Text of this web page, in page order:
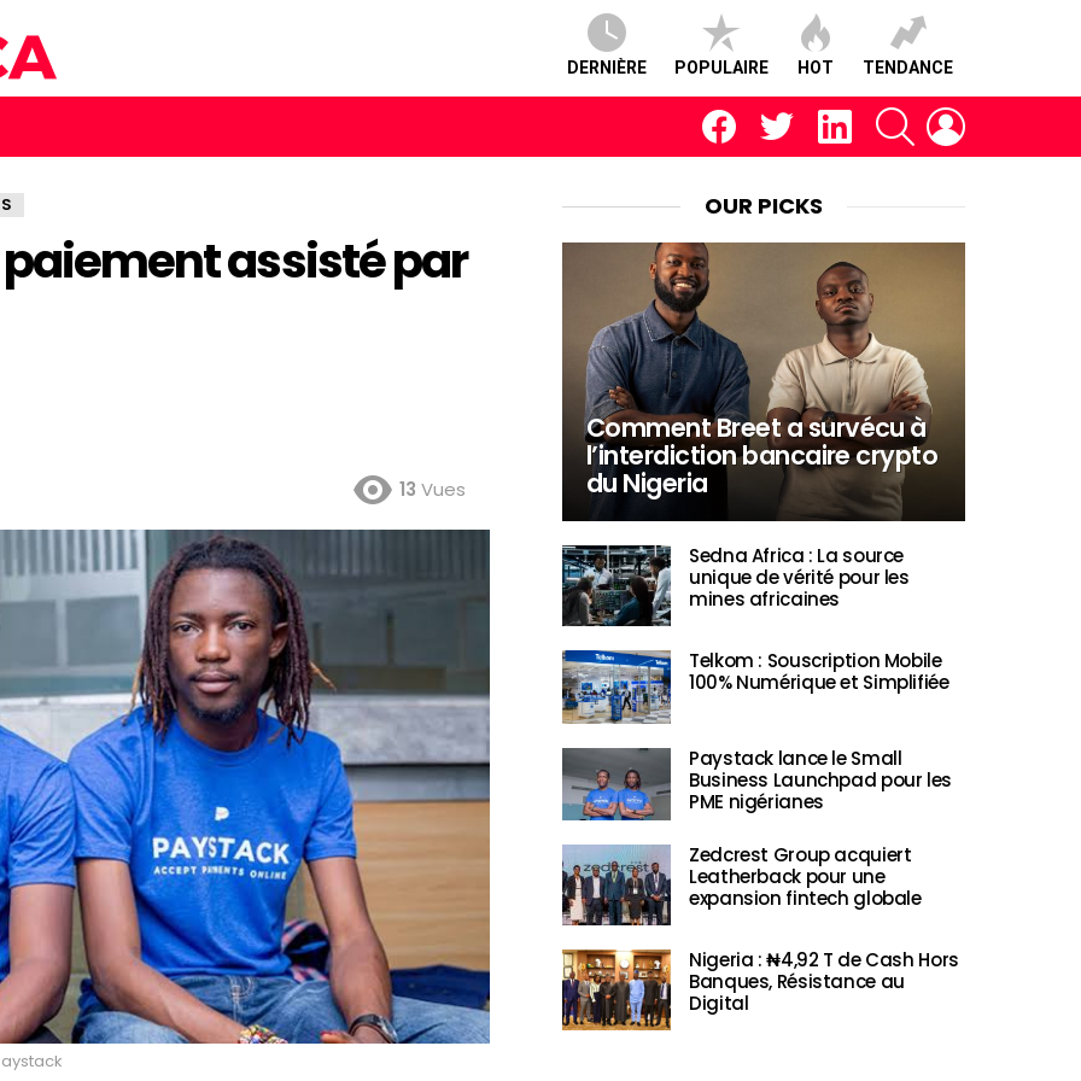
DERNIÈRE POPULAIRE HOT TENDANCE
facebooktwitter linkedin RECHERCHE
assisté par
13 Vues
OUR PICKS
Comment Breet a survécu à
l’interdiction bancaire crypto
du Nigeria
Sedna Africa : La source
unique de vérité pour les
mines africaines
Telkom : Souscription Mobile
100% Numérique et Simplifiée
Paystack lance le Small
Business Launchpad pour les
PME nigérianes
Zedcrest Group acquiert
Leatherback pour une
expansion fintech globale
Nigeria : ₦4,92 T de Cash Hors
Banques, Résistance au
Digital